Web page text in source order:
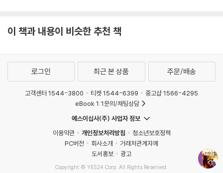
이 책과 내용이 비슷한 추천 책
로그인 최근 본 상품 주문/배송
고객센터 1544-3800 티켓 1544-6399
중고샵 1566-4295
eBook 1:1문의/채팅상담
예스이십사(주) 사업자 정보
이용약관
개인정보처리방침
청소년보호정책
PC버전
회사소개
거래처관계자께
도서홍보
광고
Copyright © YES24 Corp. All Rights Reserved.